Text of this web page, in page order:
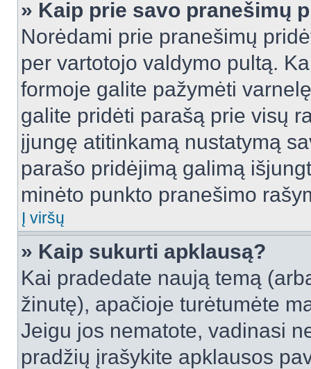
» Kaip prie savo pranešimų
Norėdami prie pranešimų
per vartotojo valdymo pultą.
formoje galite pažymėti
galite pridėti parašą prie visų
įjungę atitinkamą nustatymą
parašo pridėjimą galimą
minėto punkto pranešimo
Į viršų
» Kaip sukurti apklausą?
Kai pradedate naują temą
žinutę), apačioje turėtumėte
Jeigu jos nematote, vadinasi
pradžių įrašykite apklausos